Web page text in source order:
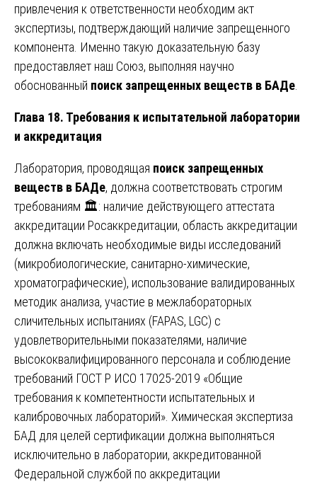
привлечения к ответственности необходим акт
экспертизы, подтверждающий наличие запрещенного
компонента. Именно такую доказательную базу
предоставляет наш Союз, выполняя научно
обоснованный поиск запрещенных веществ в БАДе
Глава 18. Требования к испытательной лаборатории
и аккредитация
Лаборатория, проводящая поиск запрещенных
веществ в БАДе, должна соответствовать строгим
требованиям 🏛️: наличие действующего аттестата
аккредитации Росаккредитации, область аккредитации
должна включать необходимые виды исследований
(микробиологические, санитарно-химические,
хроматографические), использование валидированных
методик анализа, участие в межлабораторных
сличительных испытаниях (FAPAS, LGC) с
удовлетворительными показателями, наличие
высококвалифицированного персонала и соблюдение
требований ГОСТ Р ИСО 17025-2019 «Общие
требования к компетентности испытательных и
калибровочных лабораторий». Химическая экспертиза
БАД для целей сертификации должна выполняться
исключительно в лаборатории, аккредитованной
Федеральной службой по аккредитации